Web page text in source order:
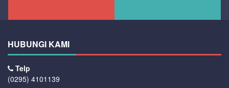
HUBUNGI KAMI
Telp
(0295) 4101139